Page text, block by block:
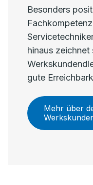
Besonders
hinaus
gute
Mehr über